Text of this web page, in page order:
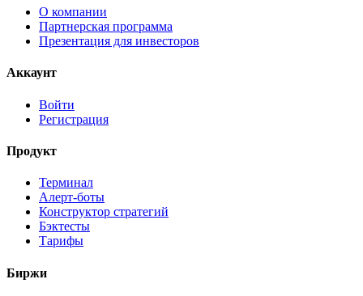
О компании
Партнерская программа
Презентация для инвесторов
Аккаунт
Войти
Регистрация
Продукт
Терминал
Алерт-боты
Конструктор стратегий
Бэктесты
Тарифы
Биржи